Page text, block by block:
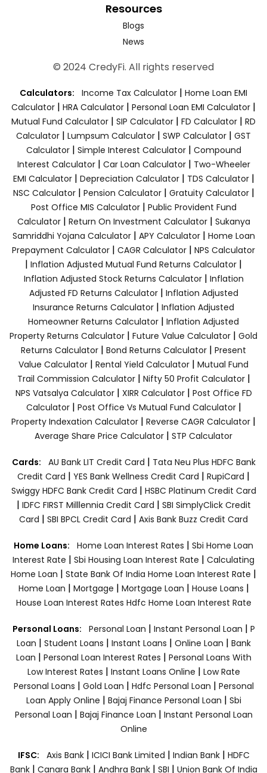
Resources
Blogs
News
© 2024 CredyFi. All rights reserved
Calculators: Income Tax Calculator | Home Loan EMI
Calculator | HRA Calculator | Personal Loan EMI Calculator |
Mutual Fund Calculator | SIP Calculator | FD Calculator | RD
Calculator | Lumpsum Calculator | SWP Calculator | GST
Calculator| Simple Interest Calculator| Compound
Interest Calculator| Car Loan Calculator| Two-Wheeler
EMI Calculator| Depreciation Calculator| TDS Calculator|
NSC Calculator| Pension Calculator| Gratuity Calculator|
Post Office MIS Calculator| Public Provident Fund
Calculator| Return On Investment Calculator| Sukanya
Samriddhi Yojana Calculator| APY Calculator| Home Loan
Prepayment Calculator | CAGR Calculator | NPS Calculator
| Inflation Adjusted Mutual Fund Returns Calculator |
Inflation Adjusted Stock Returns Calculator| Inflation
Adjusted FD Returns Calculator| Inflation Adjusted
Insurance Returns Calculator | Inflation Adjusted
Homeowner Returns Calculator | Inflation Adjusted
Property Returns Calculator | Future Value Calculator | Gold
Returns Calculator | Bond Returns Calculator | Present
Value Calculator | Rental Yield Calculator | Mutual Fund
Trail Commission Calculator| Nifty 50 Profit Calculator|
NPS Vatsalya Calculator| XIRR Calculator| Post Office FD
Calculator| Post Office Vs Mutual Fund Calculator|
Property Indexation Calculator | Reverse CAGR Calculator |
Average Share Price Calculator | STP Calculator
Cards: AU Bank LIT Credit Card | Tata Neu Plus HDFC Bank
Credit Card | YES Bank Wellness Credit Card | RupiCard |
Swiggy HDFC Bank Credit Card | HSBC Platinum Credit Card
| IDFC FIRST Milllennia Credit Card | SBI SimplyClick Credit
Card | SBI BPCL Credit Card | Axis Bank Buzz Credit Card
Home Loans: Home Loan Interest Rates | Sbi Home Loan
Interest Rate | Sbi Housing Loan Interest Rate | Calculating
Home Loan | State Bank Of India Home Loan Interest Rate |
Home Loan | Mortgage | Mortgage Loan | House Loans |
House Loan Interest Rates Hdfc Home Loan Interest Rate
Personal Loans: Personal Loan | Instant Personal Loan | P
Loan | Student Loans | Instant Loans | Online Loan | Bank
Loan | Personal Loan Interest Rates | Personal Loans With
Low Interest Rates | Instant Loans Online | Low Rate
Personal Loans | Gold Loan | Hdfc Personal Loan | Personal
Loan Apply Online | Bajaj Finance Personal Loan | Sbi
Personal Loan | Bajaj Finance Loan | Instant Personal Loan
Online
IFSC: Axis Bank | ICICI Bank Limited | Indian Bank | HDFC
Bank| Canara Bank | Andhra Bank| SBI | Union Bank Of India